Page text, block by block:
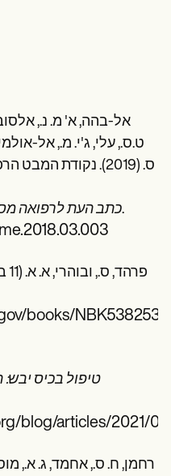
אל-בהה, א' מ. נ.,
ט.ס., עלי, ג'י. מ., אל-
ס. (2019). נקודת
כתב העת לרפואה(2), 90—97.
פרהד, ס., ובוהרי, א. א. (11 בפברואר 2019).
books/NBK538253/
טיפול בכיס
blog/articles/2021/
רחמן, ח. ס., אחמד, ג. א.,